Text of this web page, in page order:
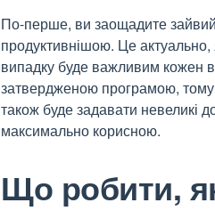
По-перше, ви заощадите зайвий
продуктивнішою. Це
випадку буде важливим кожен
затвердженою програмою, тому
також буде задавати невеликі
максимально корисною.
Що робити,